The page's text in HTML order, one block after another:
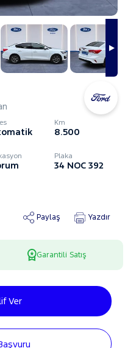
Km
8.500
Plaka
34 NOC 392
Paylaş Yazdır
Garantili Satış
Ver